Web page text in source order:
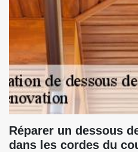
Réparer un dessous
dans les cordes du